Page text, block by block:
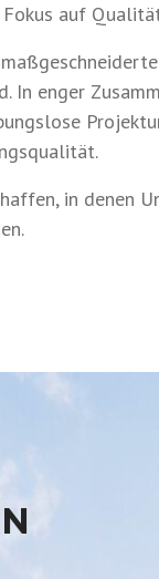
auf
In enger
in denen